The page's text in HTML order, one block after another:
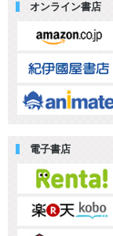
オンライン書店
電子書店